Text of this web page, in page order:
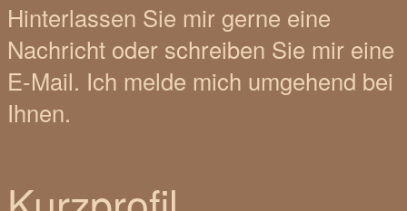
Hinterlassen Sie mir gerne eine
Nachricht oder schreiben Sie mir eine
E-Mail. Ich melde mich umgehend bei
Ihnen.